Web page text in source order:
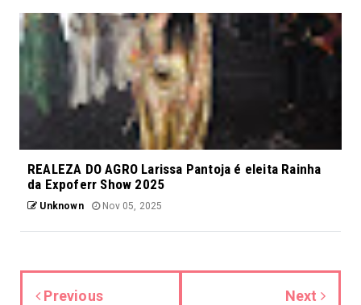
REALEZA DO AGRO Larissa Pantoja é eleita Rainha
da Expoferr Show 2025
Unknown Nov 05, 2025
Previous Next